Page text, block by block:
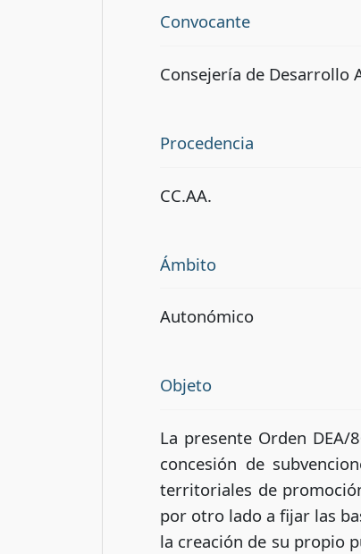
Convocante
Consejería de Desarrollo
Procedencia
CC.AA.
Ámbito
Autonómico
Objeto
La presente Orden
concesión de
territoriales de
por otro lado a fijar las
la creación de su propio